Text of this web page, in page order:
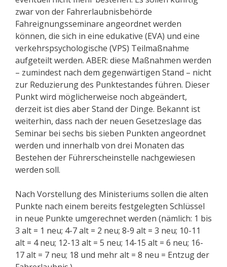
zwar von der Fahrerlaubnisbehörde
Fahreignungsseminare angeordnet werden
können, die sich in eine edukative (EVA) und eine
verkehrspsychologische (VPS) Teilmaßnahme
aufgeteilt werden. ABER: diese Maßnahmen werden
– zumindest nach dem gegenwärtigen Stand – nicht
zur Reduzierung des Punktestandes führen. Dieser
Punkt wird möglicherweise noch abgeändert,
derzeit ist dies aber Stand der Dinge. Bekannt ist
weiterhin, dass nach der neuen Gesetzeslage das
Seminar bei sechs bis sieben Punkten angeordnet
werden und innerhalb von drei Monaten das
Bestehen der Führerscheinstelle nachgewiesen
werden soll.
Nach Vorstellung des Ministeriums sollen die alten
Punkte nach einem bereits festgelegten Schlüssel
in neue Punkte umgerechnet werden (nämlich: 1 bis
3 alt = 1 neu; 4-7 alt = 2 neu; 8-9 alt = 3 neu; 10-11
alt = 4 neu; 12-13 alt = 5 neu; 14-15 alt = 6 neu; 16-
17 alt = 7 neu; 18 und mehr alt = 8 neu = Entzug der